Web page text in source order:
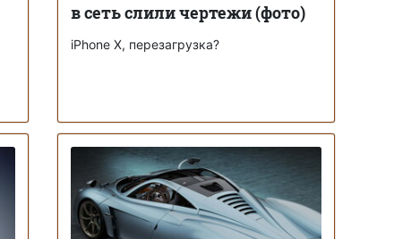
в сеть слили чертежи (фото)
iPhone X, перезагрузка?